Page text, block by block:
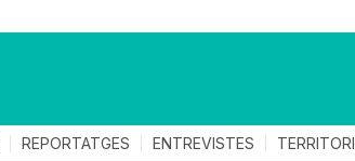
REPORTATGES ENTREVISTES TERRITORI